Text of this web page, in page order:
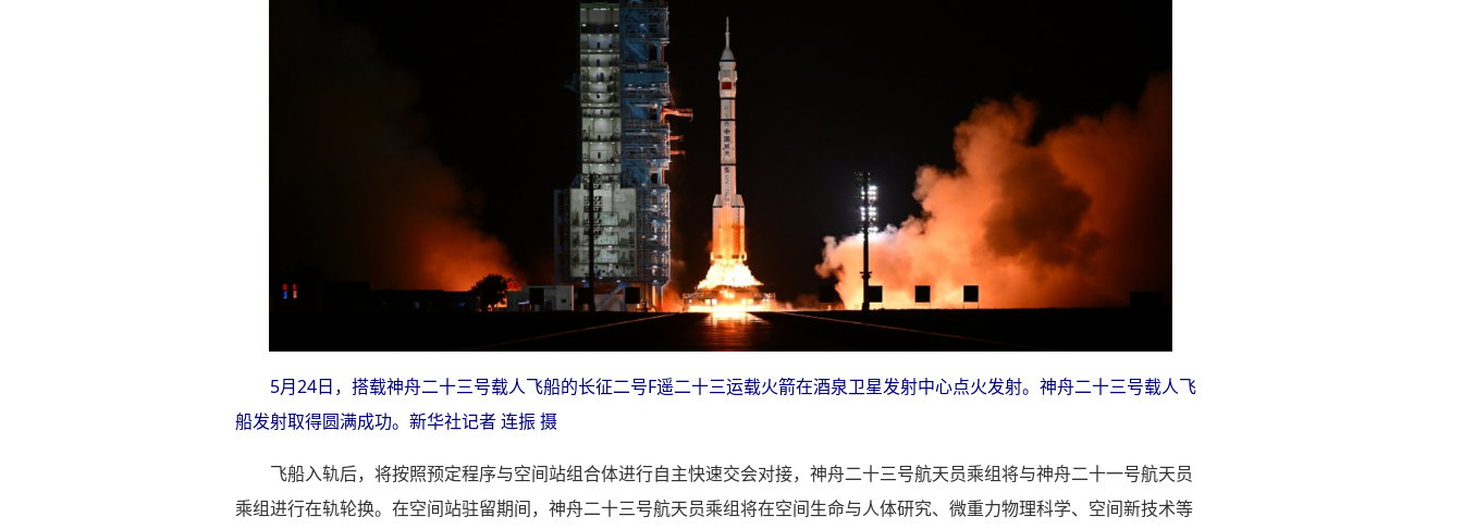
5月24日，搭载神舟二十三号载人飞船的长征二号F遥二十三运载火箭在酒泉卫星发射中心点火发射。神舟二十三号载人飞
船发射取得圆满成功。 新华社记者 连振 摄
飞船入轨后，将按照预定程序与空间站组合体进行自主快速交会对接，神舟二十三号航天员乘组将与神舟二十一号航天员
乘组进行在轨轮换。在空间站驻留期间，神舟二十三号航天员乘组将在空间生命与人体研究、微重力物理科学、空间新技术等